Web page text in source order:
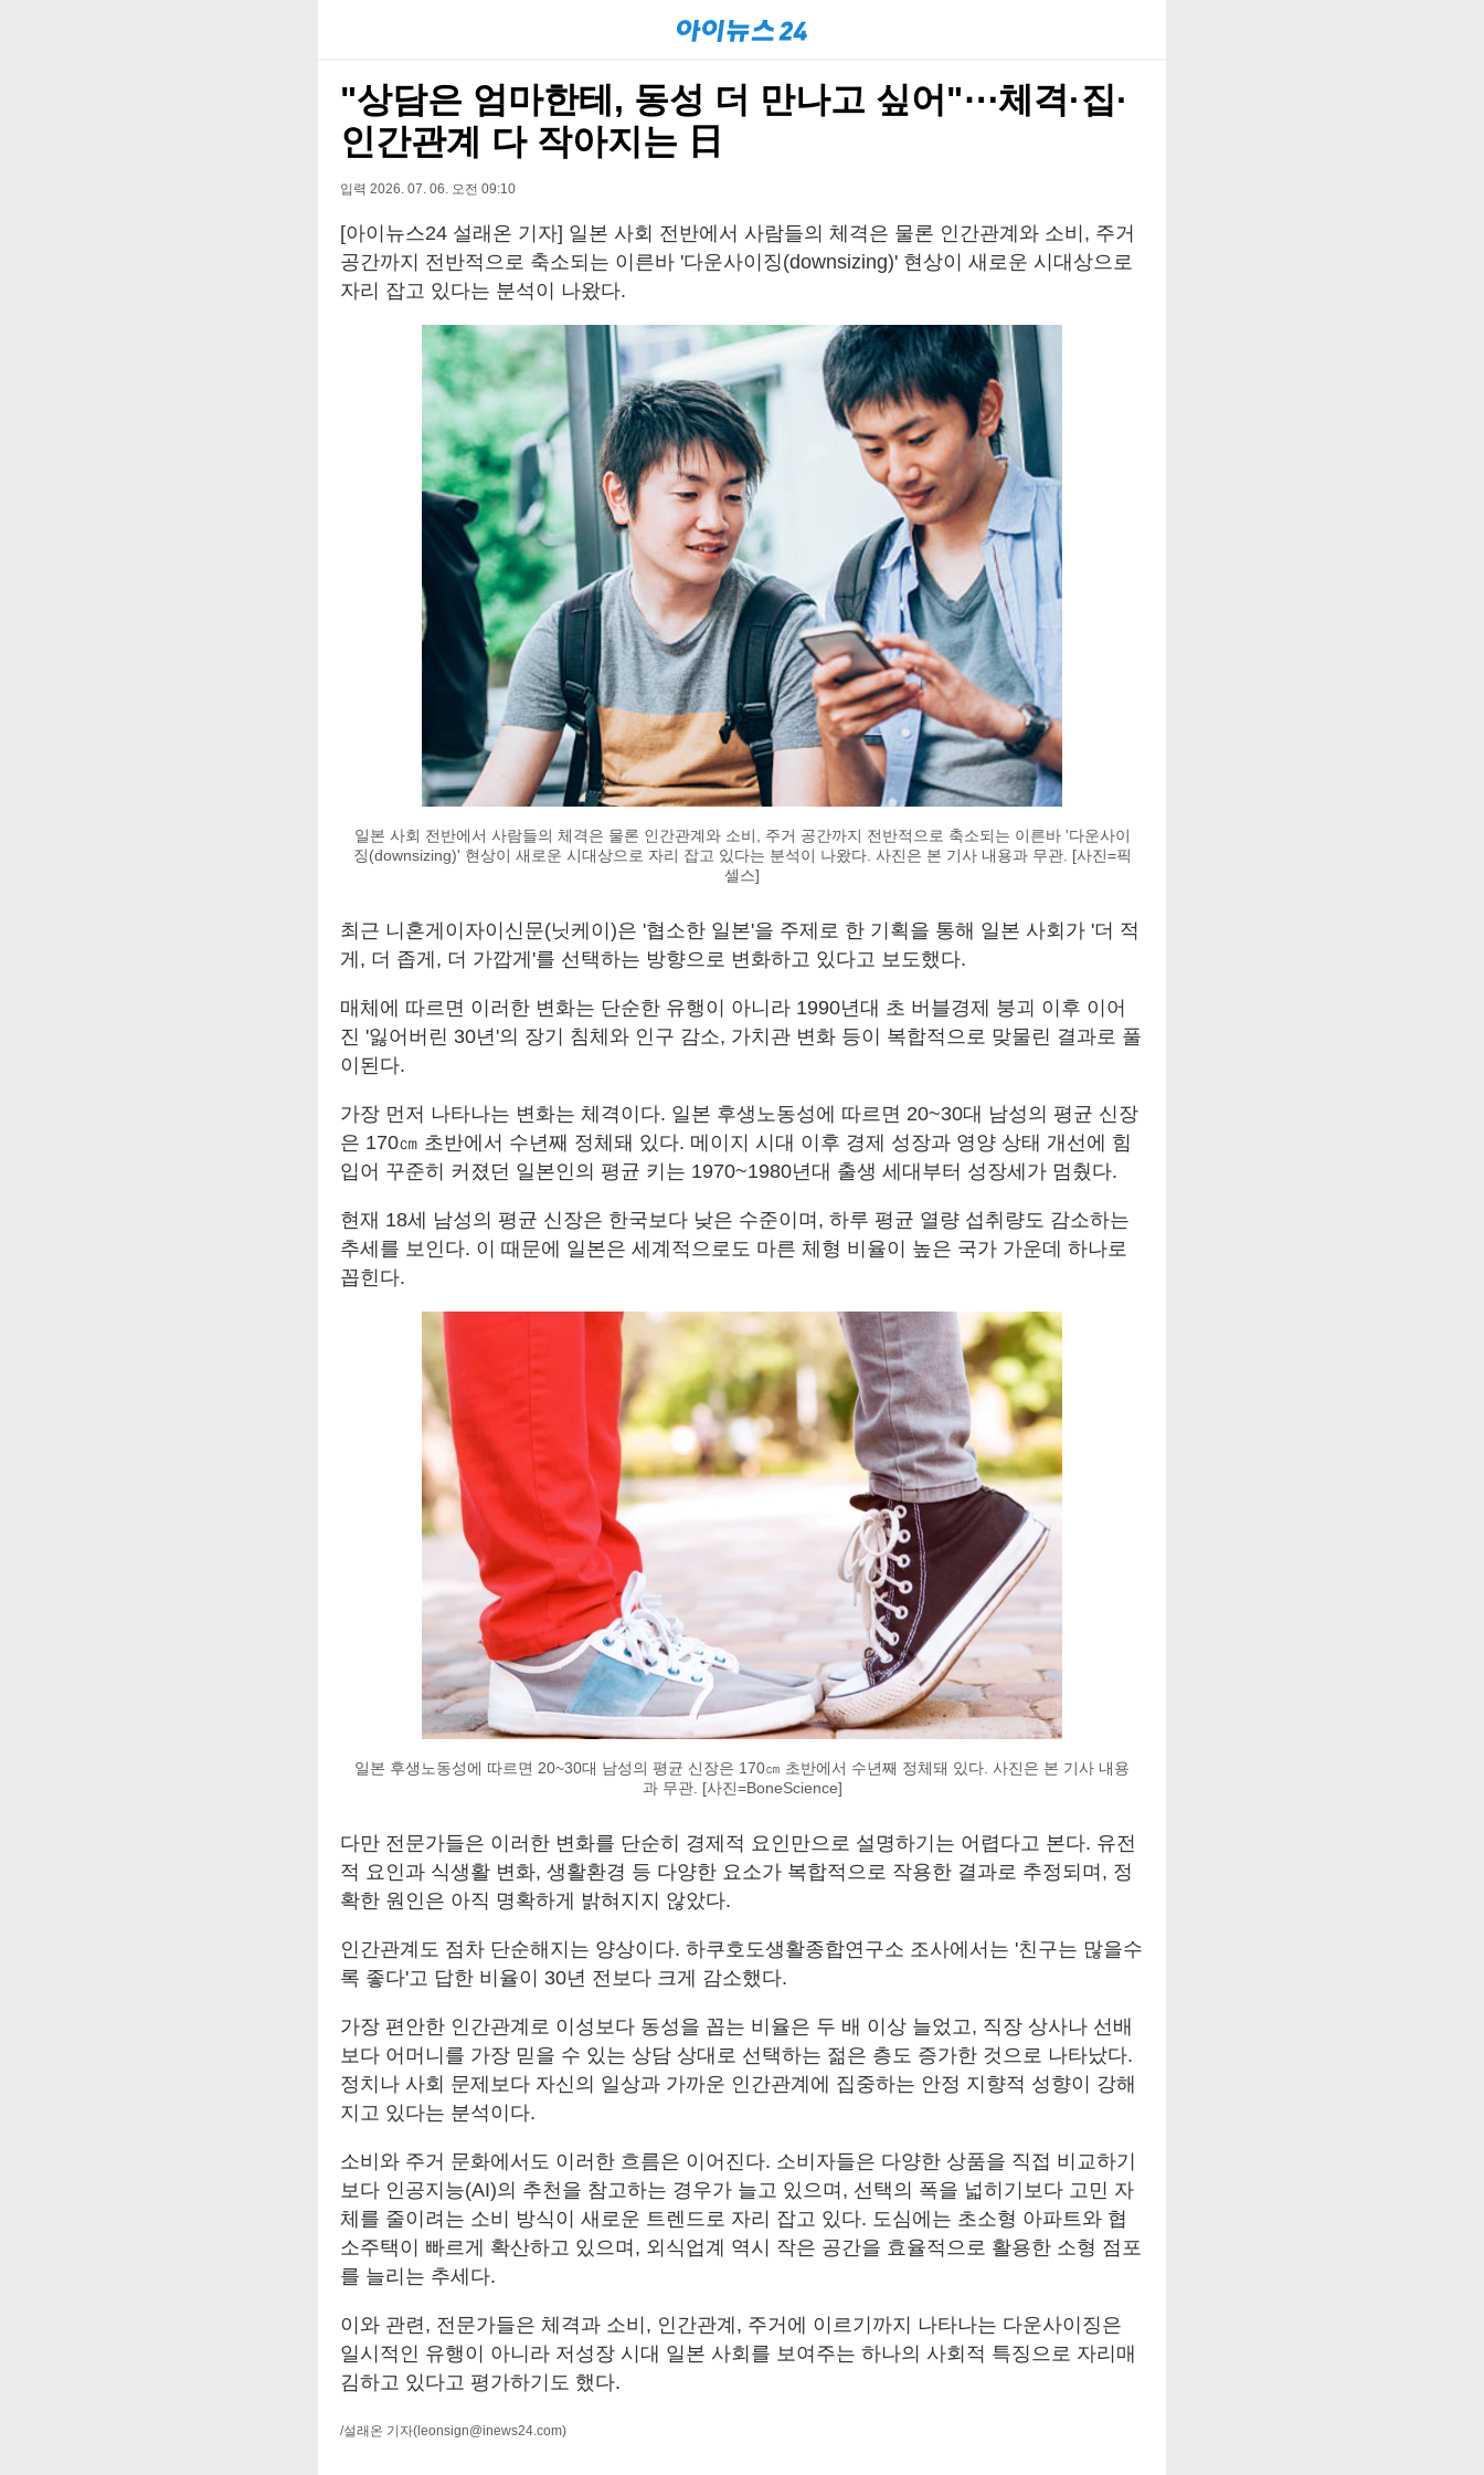
"상담은 엄마한테, 동성 더 만나고 싶어"⋯체격·집·
인간관계 다 작아지는 日
입력 2026. 07. 06. 오전 09:10
[아이뉴스24 설래온 기자] 일본 사회 전반에서 사람들의 체격은 물론 인간관계와 소비, 주거
공간까지 전반적으로 축소되는 이른바 '다운사이징(downsizing)' 현상이 새로운 시대상으로
자리 잡고 있다는 분석이 나왔다.
일본 사회 전반에서 사람들의 체격은 물론 인간관계와 소비, 주거 공간까지 전반적으로 축소되는 이른바 '다운사이
징(downsizing)' 현상이 새로운 시대상으로 자리 잡고 있다는 분석이 나왔다. 사진은 본 기사 내용과 무관. [사진=픽
셀스]
최근 니혼게이자이신문(닛케이)은 '협소한 일본'을 주제로 한 기획을 통해 일본 사회가 '더 적
게, 더 좁게, 더 가깝게'를 선택하는 방향으로 변화하고 있다고 보도했다.
매체에 따르면 이러한 변화는 단순한 유행이 아니라 1990년대 초 버블경제 붕괴 이후 이어
진 '잃어버린 30년'의 장기 침체와 인구 감소, 가치관 변화 등이 복합적으로 맞물린 결과로 풀
이된다.
가장 먼저 나타나는 변화는 체격이다. 일본 후생노동성에 따르면 20~30대 남성의 평균 신장
은 170㎝ 초반에서 수년째 정체돼 있다. 메이지 시대 이후 경제 성장과 영양 상태 개선에 힘
입어 꾸준히 커졌던 일본인의 평균 키는 1970~1980년대 출생 세대부터 성장세가 멈췄다.
현재 18세 남성의 평균 신장은 한국보다 낮은 수준이며, 하루 평균 열량 섭취량도 감소하는
추세를 보인다. 이 때문에 일본은 세계적으로도 마른 체형 비율이 높은 국가 가운데 하나로
꼽힌다.
일본 후생노동성에 따르면 20~30대 남성의 평균 신장은 170㎝ 초반에서 수년째 정체돼 있다. 사진은 본 기사 내용
과 무관. [사진=BoneScience]
다만 전문가들은 이러한 변화를 단순히 경제적 요인만으로 설명하기는 어렵다고 본다. 유전
적 요인과 식생활 변화, 생활환경 등 다양한 요소가 복합적으로 작용한 결과로 추정되며, 정
확한 원인은 아직 명확하게 밝혀지지 않았다.
인간관계도 점차 단순해지는 양상이다. 하쿠호도생활종합연구소 조사에서는 '친구는 많을수
록 좋다'고 답한 비율이 30년 전보다 크게 감소했다.
가장 편안한 인간관계로 이성보다 동성을 꼽는 비율은 두 배 이상 늘었고, 직장 상사나 선배
보다 어머니를 가장 믿을 수 있는 상담 상대로 선택하는 젊은 층도 증가한 것으로 나타났다.
정치나 사회 문제보다 자신의 일상과 가까운 인간관계에 집중하는 안정 지향적 성향이 강해
지고 있다는 분석이다.
소비와 주거 문화에서도 이러한 흐름은 이어진다. 소비자들은 다양한 상품을 직접 비교하기
보다 인공지능(AI)의 추천을 참고하는 경우가 늘고 있으며, 선택의 폭을 넓히기보다 고민 자
체를 줄이려는 소비 방식이 새로운 트렌드로 자리 잡고 있다. 도심에는 초소형 아파트와 협
소주택이 빠르게 확산하고 있으며, 외식업계 역시 작은 공간을 효율적으로 활용한 소형 점포
를 늘리는 추세다.
이와 관련, 전문가들은 체격과 소비, 인간관계, 주거에 이르기까지 나타나는 다운사이징은
일시적인 유행이 아니라 저성장 시대 일본 사회를 보여주는 하나의 사회적 특징으로 자리매
김하고 있다고 평가하기도 했다.
/설래온 기자(leonsign@inews24.com)